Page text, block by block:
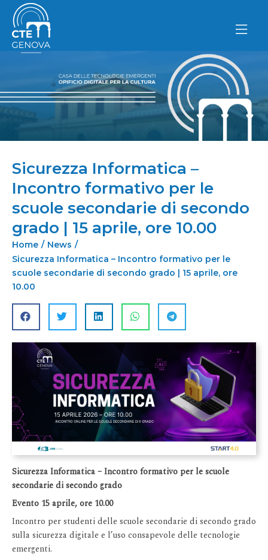
contenuto
Sicurezza Informatica –
Incontro formativo per le
scuole secondarie di secondo
grado | 15 aprile, ore 10.00
Home / News /
Sicurezza Informatica – Incontro formativo per le
scuole secondarie di secondo grado | 15 aprile, ore
10.00
Sicurezza Informatica – Incontro formativo per le scuole
secondarie di secondo grado
Evento 15 aprile, ore 10.00
Incontro per studenti delle scuole secondarie di secondo grado
sulla sicurezza digitale e l’uso consapevole delle tecnologie
emergenti.